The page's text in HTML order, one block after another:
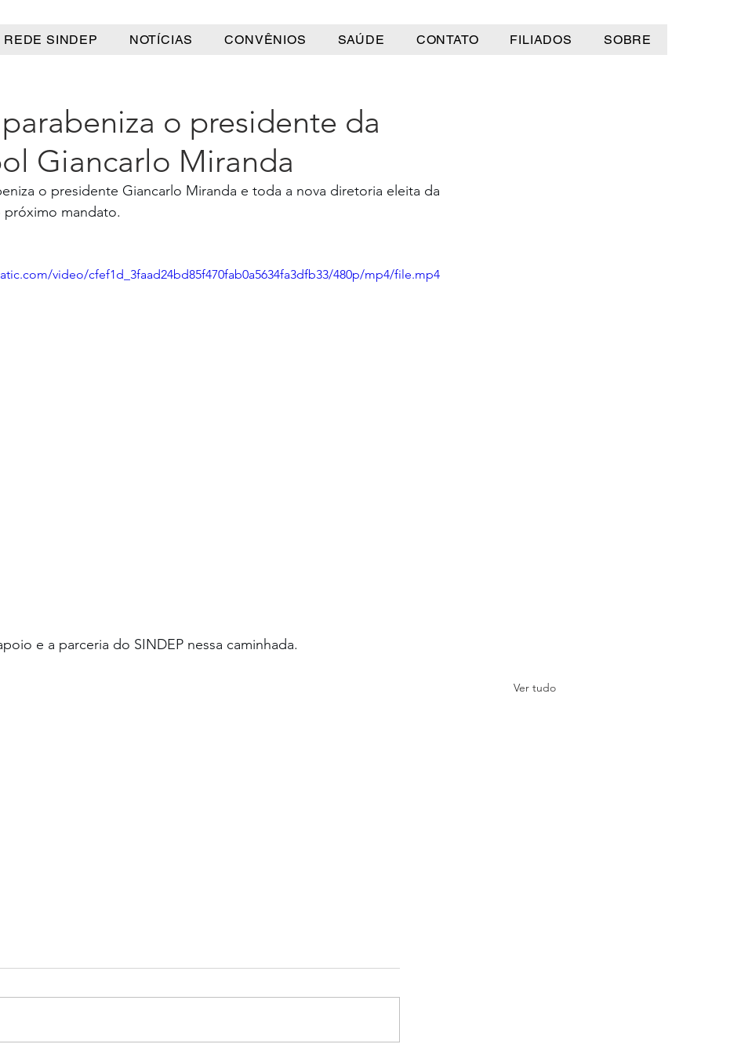
REDE SINDEP NOTÍCIAS CONVÊNIOS SAÚDE CONTATO FILIADOS SOBRE
o presidente da
Giancarlo Miranda
o presidente Giancarlo Miranda e toda a nova diretoria eleita da
mandato.
video/cfef1d_3faad24bd85f470fab0a5634fa3dfb33/480p/mp4/file.mp4
e a parceria do SINDEP nessa caminhada.
Ver tudo